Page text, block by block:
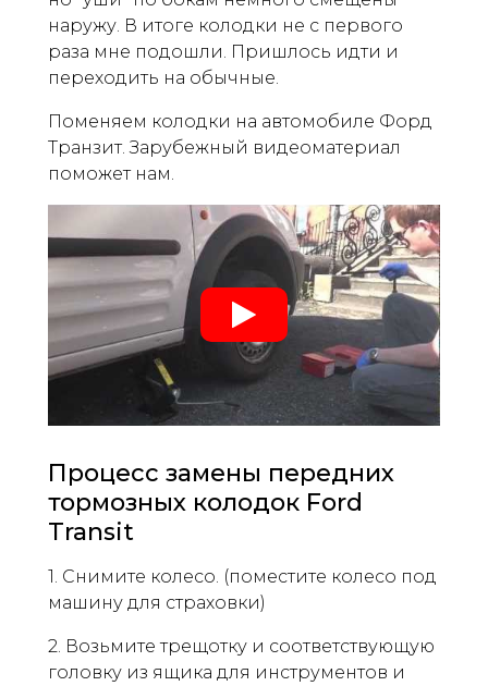
наружу. В итоге колодки не с первого
раза мне подошли. Пришлось идти и
переходить на обычные.
Поменяем колодки на автомобиле Форд
Транзит. Зарубежный видеоматериал
поможет нам.
Процесс замены передних
тормозных колодок Ford
Transit
1. Снимите колесо. (поместите колесо под
машину для страховки)
2. Возьмите трещотку и соответствующую
головку из ящика для инструментов и